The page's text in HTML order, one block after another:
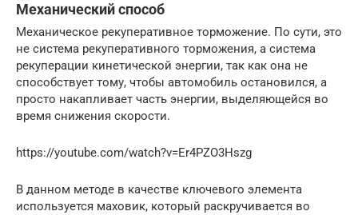
Механический способ
Механическое рекуперативное торможение. По сути, это
не система рекуперативного торможения, а система
рекуперации кинетической энергии, так как она не
способствует тому, чтобы автомобиль остановился, а
просто накапливает часть энергии, выделяющейся во
время снижения скорости.
https://youtube.com/watch?v=Er4PZO3Hszg
В данном методе в качестве ключевого элемента
используется маховик, который раскручивается во